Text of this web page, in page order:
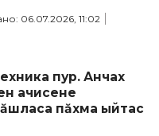
06.07.2026, 11:02
пур. Анчах
ачисене
пăхма ыйтас